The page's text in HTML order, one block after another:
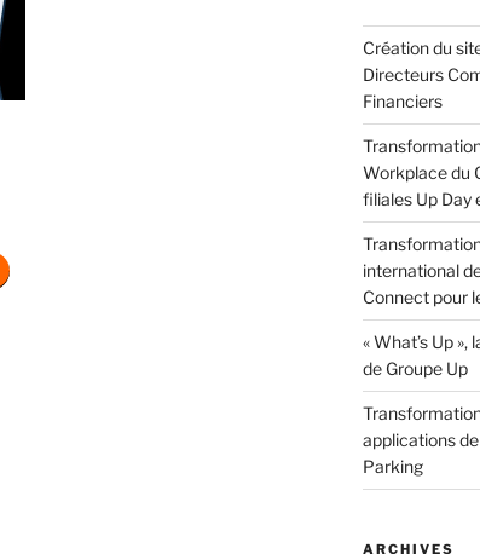
Création du
Directeurs
Financiers
Workplace du
filiales Up Day
international
Connect pour
« What’s Up
de Groupe Up
applications
Parking
ARCHIVES